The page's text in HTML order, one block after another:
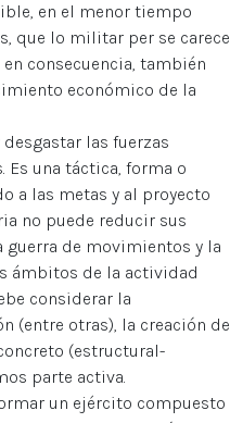
en el menor tiempo
que lo militar per se carece
consecuencia, también
económico de la
las fuerzas
Es una táctica, forma o
a las metas y al proyecto
no puede reducir sus
guerra de movimientos y la
ámbitos de la actividad
considerar la
(entre otras), la creación de
(estructural-
parte activa.
un ejército compuesto